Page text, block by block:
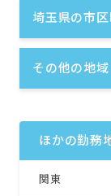
埼玉県の市
その他の地域
ほかの勤務
関東